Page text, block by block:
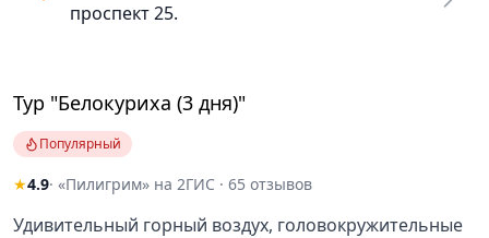
проспект 25.
Тур "Белокуриха (3 дня)"
Популярный
★4.9· «Пилигрим» на 2ГИС · 65 отзывов
Удивительный горный воздух, головокружительные